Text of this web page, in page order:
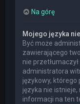
Na górę
Mojego języka
Być może
zawierającego
nie
administratora
językowy,
języka nie
informacji na ten